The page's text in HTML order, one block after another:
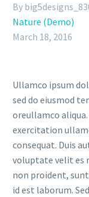
By
Nature (Demo)
March 18, 2016
Ullamco ipsum
sed do eiusmod
oreullamco
exercitation
consequat. Duis
voluptate velit es
non proident,
id est laborum.